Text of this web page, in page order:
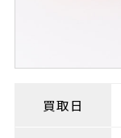
買取日